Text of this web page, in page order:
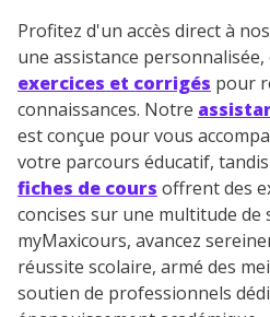
Profitez d'un accès direct à nos
une assistance
exercices et corrigés pour
connaissances. Notre
est conçue pour vous
votre parcours éducatif,
fiches de cours offrent des
concises sur une multitude de
myMaxicours, avancez
réussite scolaire, armé des
soutien de professionnels